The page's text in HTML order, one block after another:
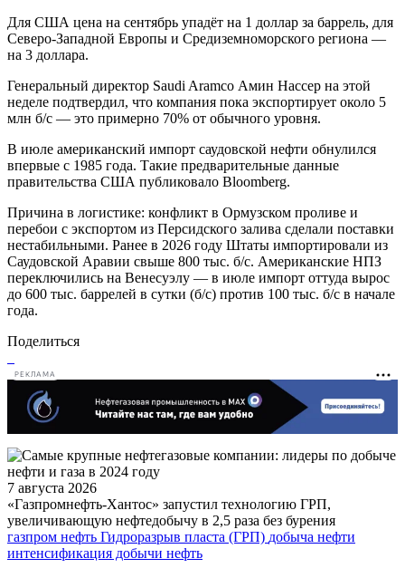
Для США цена на сентябрь упадёт на 1 доллар за баррель, для
Северо-Западной Европы и Средиземноморского региона —
на 3 доллара.
Генеральный директор Saudi Aramco Амин Нассер на этой
неделе подтвердил, что компания пока экспортирует около 5
млн б/с — это примерно 70% от обычного уровня.
В июле американский импорт саудовской нефти обнулился
впервые с 1985 года. Такие предварительные данные
правительства США публиковало Bloomberg.
Причина в логистике: конфликт в Ормузском проливе и
перебои с экспортом из Персидского залива сделали поставки
нестабильными. Ранее в 2026 году Штаты импортировали из
Саудовской Аравии свыше 800 тыс. б/с. Американские НПЗ
переключились на Венесуэлу — в июле импорт оттуда вырос
до 600 тыс. баррелей в сутки (б/с) против 100 тыс. б/с в начале
года.
Поделиться
РЕКЛАМА
7 августа 2026
«Газпромнефть-Хантос» запустил технологию ГРП,
увеличивающую нефтедобычу в 2,5 раза без бурения
газпром нефть Гидроразрыв пласта (ГРП) добыча нефти
интенсификация добычи нефть